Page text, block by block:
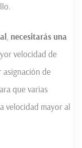
, necesitarásuna
velocidad de
asignación de
que varias
velocidad mayor al